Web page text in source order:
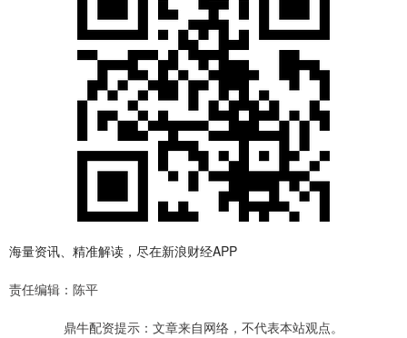
海量资讯、精准解读，尽在新浪财经APP
责任编辑：陈平
鼎牛配资提示：文章来自网络，不代表本站观点。